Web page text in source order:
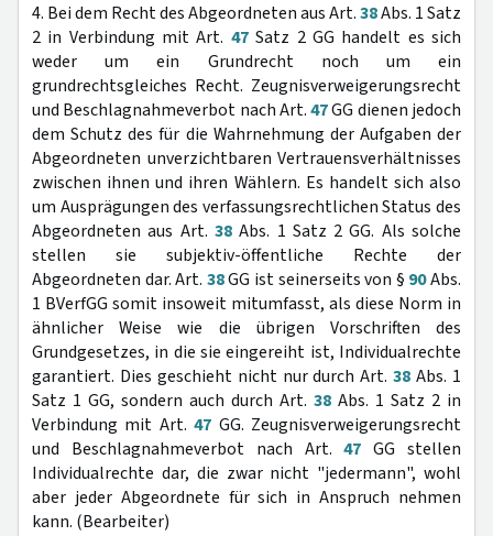
4. Bei dem Recht des Abgeordneten aus Art.38Abs. 1 Satz
2 in Verbindung mit Art. 47Satz 2 GG handelt es sich
weder um ein Grundrecht noch um ein
grundrechtsgleiches Recht. Zeugnisverweigerungsrecht
und Beschlagnahmeverbot nach Art.47GG dienen jedoch
dem Schutz des für die Wahrnehmung der Aufgaben der
Abgeordneten unverzichtbaren Vertrauensverhältnisses
zwischen ihnen und ihren Wählern. Es handelt sich also
um Ausprägungen des verfassungsrechtlichen Status des
Abgeordneten aus Art. 38Abs. 1 Satz 2 GG. Als solche
stellen sie subjektiv-öffentliche Rechte der
Abgeordneten dar. Art. 38GG ist seinerseits von § 90Abs.
1 BVerfGG somit insoweit mitumfasst, als diese Norm in
ähnlicher Weise wie die übrigen Vorschriften des
Grundgesetzes, in die sie eingereiht ist, Individualrechte
garantiert. Dies geschieht nicht nur durch Art.38 Abs. 1
Satz 1 GG, sondern auch durch Art. 38 Abs. 1 Satz 2 in
Verbindung mit Art.47 GG. Zeugnisverweigerungsrecht
und Beschlagnahmeverbot nach Art.47 GG stellen
Individualrechte dar, die zwar nicht "jedermann", wohl
aber jeder Abgeordnete für sich in Anspruch nehmen
kann. (Bearbeiter)